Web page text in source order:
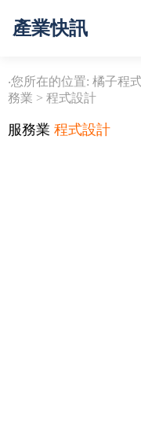
產業快訊
‧您所在的位置: 橘子程
務業 > 程式設計
服務業 程式設計